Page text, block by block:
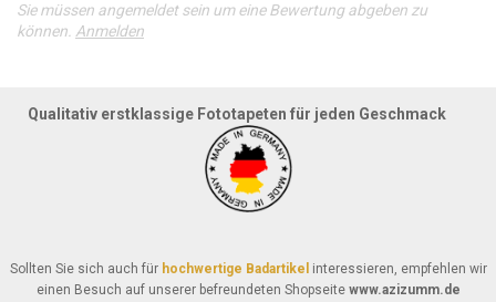
Sie müssen angemeldet sein um eine Bewertung abgeben zu
können. Anmelden
Qualitativ erstklassige Fototapeten für jeden Geschmack
Sollten Sie sich auch für hochwertige Badartikel interessieren, empfehlen wir
einen Besuch auf unserer befreundeten Shopseite www.azizumm.de